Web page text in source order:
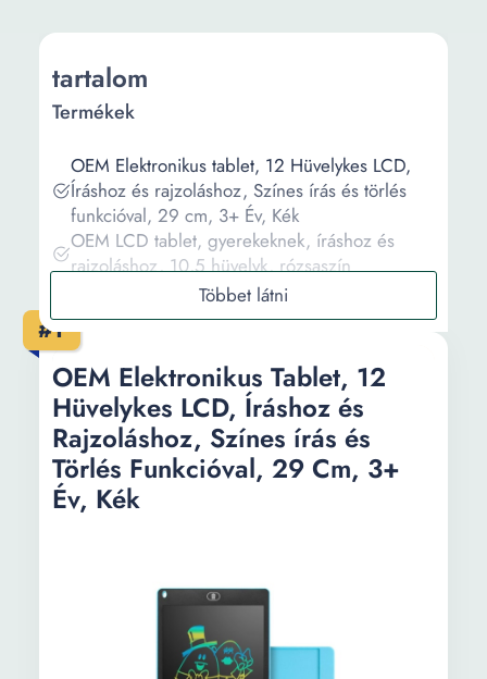
#1
OEM Elektronikus Tablet, 12
Hüvelykes LCD, Íráshoz és
Rajzoláshoz, Színes írás és
Törlés Funkcióval, 29 Cm, 3+
Év, Kék
tartalom
Termékek
OEM Elektronikus tablet, 12 Hüvelykes LCD,
Íráshoz és rajzoláshoz, Színes írás és törlés
funkcióval, 29 cm, 3+ Év, Kék
OEM LCD tablet, gyerekeknek, íráshoz és
rajzoláshoz, 10,5 hüvelyk, rózsaszín
BOMSTOM Ultrahangos és elektromágneses
eszköz, egerek, patkányok, nyest, kígyók,
csótányok, pókok, bolhák ellen, 4 szonikus
technológia, LCD, LED
LCD elektronikus írótábla, gyerekeknek, 8,5
hüvelyk
MIA BOX florentine tabletta szantálfa 40g
Információ